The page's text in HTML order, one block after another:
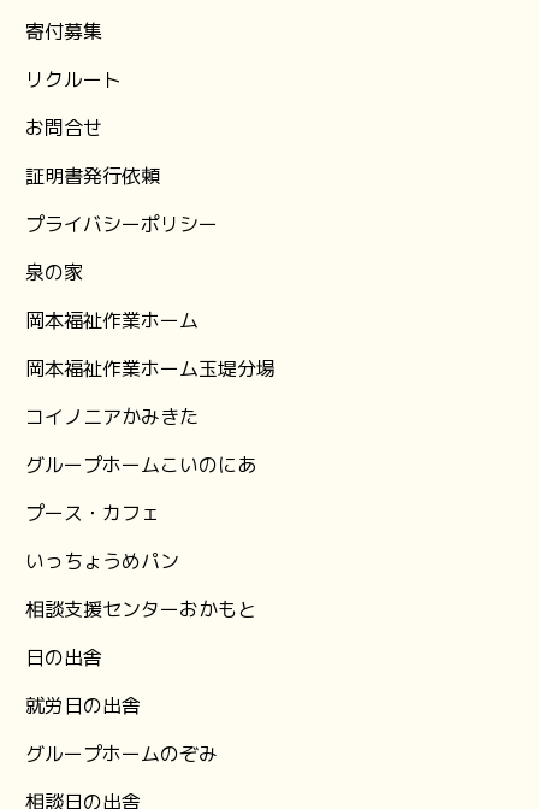
⁨寄付募集
リクルート
お問合せ
証明書発行依頼
プライバシーポリシー
泉の家
岡本福祉作業ホーム
岡本福祉作業ホーム玉堤分場
コイノニアかみきた
グループホームこいのにあ
プース・カフェ
いっちょうめパン
相談支援センターおかもと
日の出舎
就労日の出舎
グループホームのぞみ
相談日の出舎